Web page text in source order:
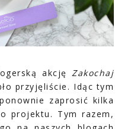
akcjęZakochaj
przyjęliście. Idąc tym
zaprosić kilka
projektu. Tym razem,